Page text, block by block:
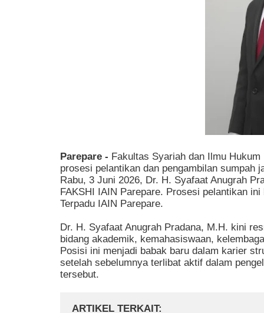
Parepare - Fakultas Syariah dan Ilmu
prosesi pelantikan dan pengambilan sumpah
Rabu, 3 Juni 2026, Dr. H. Syafaat Anugrah
FAKSHI IAIN Parepare. Prosesi pelantikan
Terpadu IAIN Parepare.
Dr. H. Syafaat Anugrah Pradana, M.H. kini
bidang akademik, kemahasiswaan,
Posisi ini menjadi babak baru dalam karier
setelah sebelumnya terlibat aktif dalam
tersebut.
ARTIKEL TERKAIT